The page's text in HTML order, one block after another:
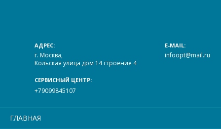
АДРЕС:
г. Москва,
Кольская улица дом 14 строение 4
E-MAIL:
infoopt@mail.ru
СЕРВИСНЫЙ ЦЕНТР:
+79099845107
ГЛАВНАЯ